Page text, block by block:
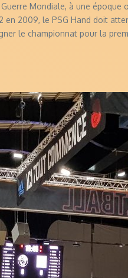
Mondiale, à une
en 2009, le PSG Hand doit
le championnat pour la